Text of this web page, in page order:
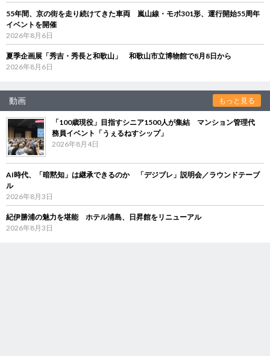
55年間、京の街を走り続けてきた車両 嵐山線・モボ301形、運行開始55周年
イベントを開催
2026年8月6日
夏季企画展「秀吉・秀長と和歌山」 和歌山市立博物館で8月8日から
2026年8月6日
動画 もっと見る
「100歳現役」目指すシニア1500人が集結 マンション管理代
務員イベント「うぇるねすシップ」
2026年8月4日
AI時代、「暗黙知」は継承できるのか 「デジブレ」説明会／ラウンドテーブ
ル
2026年8月3日
紀伊勝浦の魅力を堪能 ホテル浦島、日昇館をリニューアル
2026年8月3日